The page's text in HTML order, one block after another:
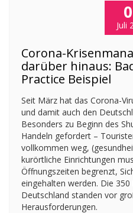
Juli
Corona-
darüber hinaus:
Practice Beispiel
Seit März hat das Corona-
und damit auch den
Besonders zu Beginn des
Handeln gefordert –
vollkommen weg,
kurörtliche Einrichtungen
Öffnungszeiten begrenzt,
eingehalten werden. Die
Deutschland standen vor
Herausforderungen.